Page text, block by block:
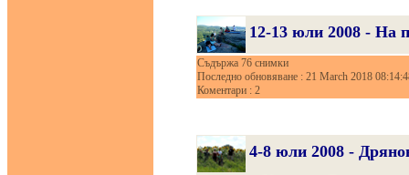
12-13 юли 2008 - На
Съдържа 76 снимки
Последно обновяване : 21 March 2018
Коментари : 2
4-8 юли 2008 -